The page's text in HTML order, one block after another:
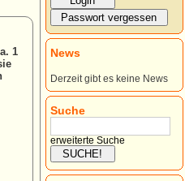
1
News
Derzeit gibt es keine News
Suche
erweiterte Suche